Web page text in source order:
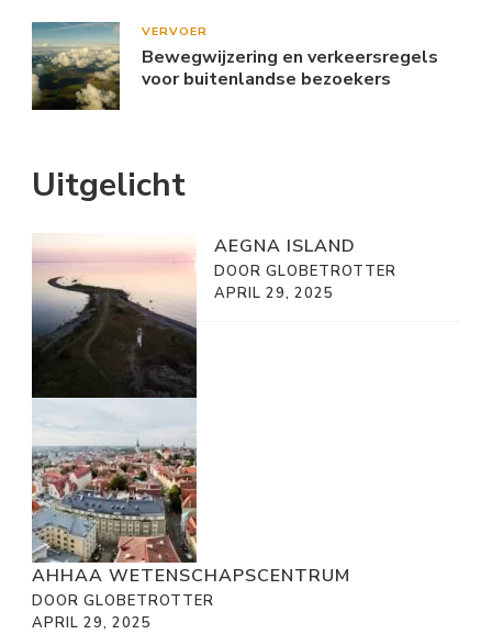
VERVOER
Bewegwijzering en verkeersregels
voor buitenlandse bezoekers
Uitgelicht
AEGNA ISLAND
DOOR GLOBETROTTER
APRIL 29, 2025
AHHAA WETENSCHAPSCENTRUM
DOOR GLOBETROTTER
APRIL 29, 2025